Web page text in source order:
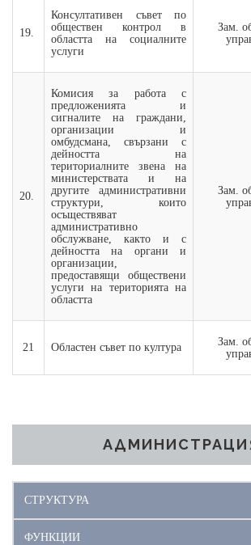
19.
Консултативен съвет по
обществен контрол в
областта на социалните
услуги
Зам.
20.
Комисия за работа с
предложенията и
сигналите на граждани,
организации и
омбудсмана, свързани с
дейността на
териториалните звена на
министерствата и на
другите административни
структури, които
осъществяват
административно
обслужване, както и с
дейността на органи и
организации,
предоставящи обществени
услуги на територията на
областта
Зам.
21 Областен съвет по култура
Зам.
СТРУКТУРА
ФУНКЦИИ